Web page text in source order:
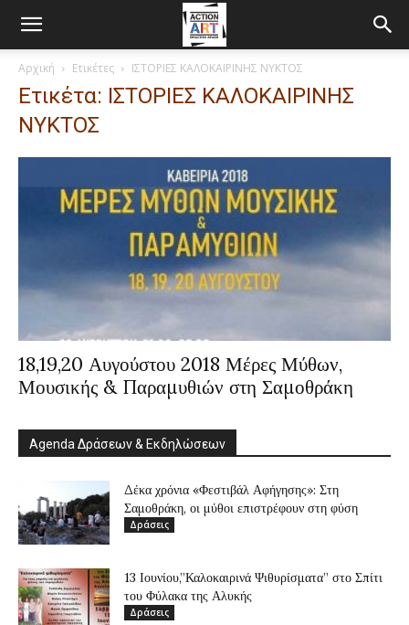
Αρχική Ετικέτες ΙΣΤΟΡΙΕΣ ΚΑΛΟΚΑΙΡΙΝΗΣ ΝΥΚΤΟΣ
Ετικέτα: ΙΣΤΟΡΙΕΣ ΚΑΛΟΚΑΙΡΙΝΗΣ
ΝΥΚΤΟΣ
18,19,20 Αυγούστου 2018 Μέρες Μύθων,
Μουσικής & Παραμυθιών στη Σαμοθράκη
Agenda Δράσεων & Εκδηλώσεων
Δέκα χρόνια «Φεστιβάλ Αφήγησης»: Στη
Σαμοθράκη, οι μύθοι επιστρέφουν στη φύση
Δράσεις
13 Ιουνίου,”Καλοκαιρινά Ψιθυρίσματα” στο Σπίτι
του Φύλακα της Αλυκής
Δράσεις